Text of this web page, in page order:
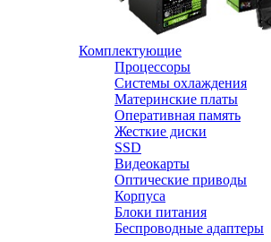
Комплектующие
Процессоры
Системы охлаждения
Материнские платы
Оперативная память
Жесткие диски
SSD
Видеокарты
Оптические приводы
Корпуса
Блоки питания
Беспроводные адаптеры